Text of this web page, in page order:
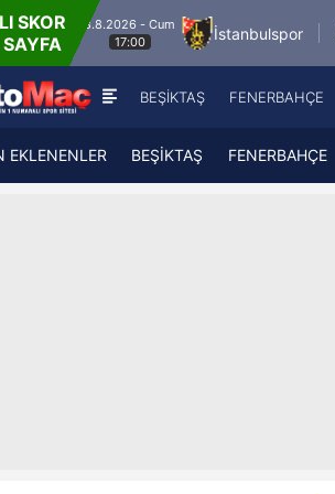
SKOR
- Cum
17:00
İstanbulspor Ümraniyespor
BEŞİKTAŞ FENERBAHÇE
EKLENENLER BEŞİKTAŞ FENERBAHÇE